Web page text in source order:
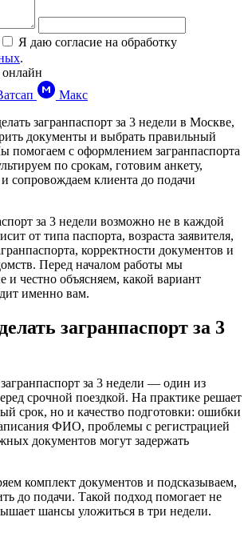
Я даю согласие на обработку
.
Макс
загранпаспорт за 3 недели в Москве,
документы и выбрать правильный
помогаем с оформлением загранпаспорта
по срокам, готовим анкету,
сопровождаем клиента до подачи
за 3 недели возможно не в каждой
от типа паспорта, возраста заявителя,
корректности документов и
Перед началом работы мы
и честно объясняем, какой вариант
именно вам.
загранпаспорт за 3
за 3 недели — один из
срочной поездкой. На практике решает
срок, но и качество подготовки: ошибки
ФИО, проблемы с регистрацией
документов могут задержать
комплект документов и подсказываем,
до подачи. Такой подход помогает не
шансы уложиться в три недели.